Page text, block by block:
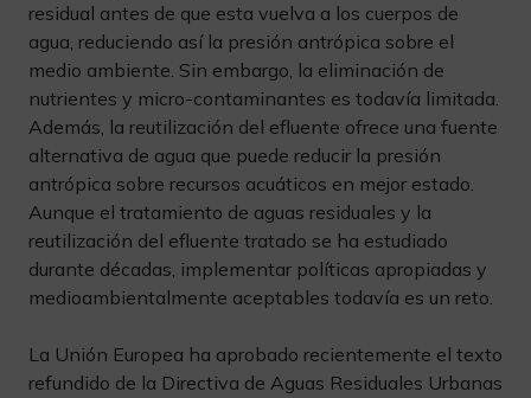
residual antes de que esta vuelva a los cuerpos de
agua, reduciendo así la presión antrópica sobre el
medio ambiente. Sin embargo, la eliminación de
nutrientes y micro-contaminantes es todavía limitada.
Además, la reutilización del efluente ofrece una fuente
alternativa de agua que puede reducir la presión
antrópica sobre recursos acuáticos en mejor estado.
Aunque el tratamiento de aguas residuales y la
reutilización del efluente tratado se ha estudiado
durante décadas, implementar políticas apropiadas y
medioambientalmente aceptables todavía es un reto.
La Unión Europea ha aprobado recientemente el texto
refundido de la Directiva de Aguas Residuales Urbanas